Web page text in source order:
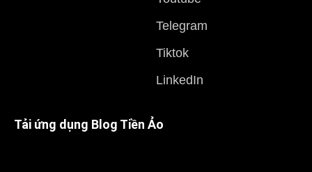
Telegram
Tiktok
LinkedIn
Tải ứng dụng Blog Tiền Ảo